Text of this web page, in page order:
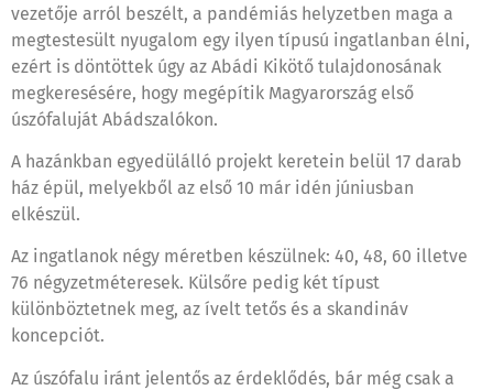
vezetője arról beszélt, a pandémiás helyzetben maga a
megtestesült nyugalom egy ilyen típusú ingatlanban élni,
ezért is döntöttek úgy az Abádi Kikötő tulajdonosának
megkeresésére, hogy megépítik Magyarország első
úszófaluját Abádszalókon.
A hazánkban egyedülálló projekt keretein belül 17 darab
ház épül, melyekből az első 10 már idén júniusban
elkészül.
Az ingatlanok négy méretben készülnek: 40, 48, 60 illetve
76 négyzetméteresek. Külsőre pedig két típust
különböztetnek meg, az ívelt tetős és a skandináv
koncepciót.
Az úszófalu iránt jelentős az érdeklődés, bár még csak a